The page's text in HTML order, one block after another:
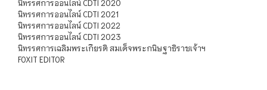
นิทรรศการออนไลน์ CDTI 2020
นิทรรศการออนไลน์ CDTI 2021
นิทรรศการออนไลน์ CDTI 2022
นิทรรศการออนไลน์ CDTI 2023
นิทรรศการเฉลิมพระเกียรติ สมเด็จพระกนิษฐาธิราชเจ้าฯ
FOXIT EDITOR